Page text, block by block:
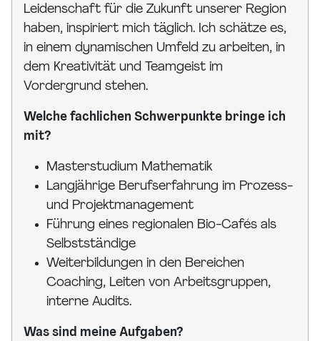
Leidenschaft für die Zukunft unserer Region
haben, inspiriert mich täglich. Ich schätze es,
in einem dynamischen Umfeld zu arbeiten, in
dem Kreativität und Teamgeist im
Vordergrund stehen.
Welche fachlichen Schwerpunkte bringe ich
mit?
Masterstudium Mathematik
Langjährige Berufserfahrung im Prozess-
und Projektmanagement
Führung eines regionalen Bio-Cafés als
Selbstständige
Weiterbildungen in den Bereichen
Coaching, Leiten von Arbeitsgruppen,
interne Audits.
Was sind meine Aufgaben?